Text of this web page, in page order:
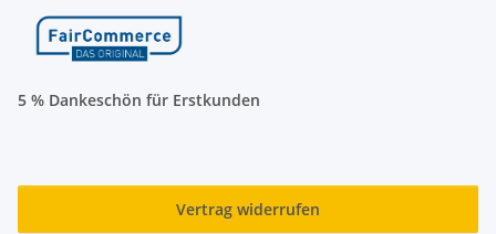
5 % Dankeschön für Erstkunden
Vertrag widerrufen